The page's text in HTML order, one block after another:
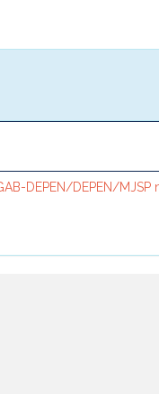
DEPEN/DEPEN/